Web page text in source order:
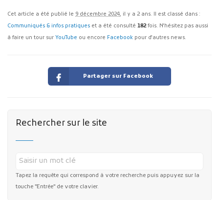
Cet article a été publié le 9 décembre 2024, il y a 2 ans. Il est classé dans :
Communiqués & infos pratiques et a été consulté 182fois. N'hésitez pas aussi
à faire un tour sur YouTube ou encore Facebook pour d'autres news.
Partager sur Facebook
Rechercher sur le site
Tapez la requête qui correspond à votre recherche puis appuyez sur la
touche "Entrée" de votre clavier.